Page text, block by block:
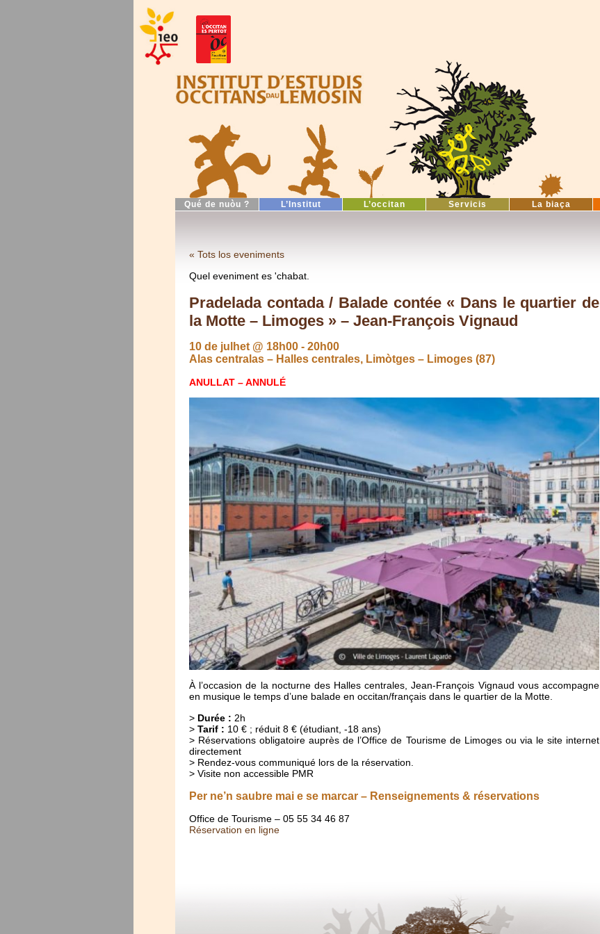
Qué de nuòu ? L’Institut L’occitan Servicis La biaça
« Tots los eveniments
Quel eveniment es 'chabat.
Pradelada contada / Balade contée « Dans le quartier de
la Motte – Limoges » – Jean-François Vignaud
10 de julhet @ 18h00 - 20h00
Alas centralas – Halles centrales, Limòtges – Limoges (87)
ANULLAT – ANNULÉ
À l’occasion de la nocturne des Halles centrales, Jean-François Vignaud vous accompagne
en musique le temps d’une balade en occitan/français dans le quartier de la Motte.
> Durée : 2h
> Tarif : 10 € ; réduit 8 € (étudiant, -18 ans)
> Réservations obligatoire auprès de l’Office de Tourisme de Limoges ou via le site internet
directement
> Rendez-vous communiqué lors de la réservation.
> Visite non accessible PMR
Per ne’n saubre mai e se marcar – Renseignements & réservations
Office de Tourisme – 05 55 34 46 87
Réservation en ligne